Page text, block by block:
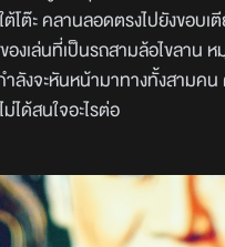
โต๊ะ คลานลอดตรงไปยังขอบ
องเล่นที่เป็นรถสามล้อไขลา
ำลังจะหันหน้ามาทางทั้งสาม
ด้สนใจอะไรต่อ